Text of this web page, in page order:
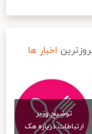
اخبار ها
توضیح وزیر
ارتباطات درباره هک